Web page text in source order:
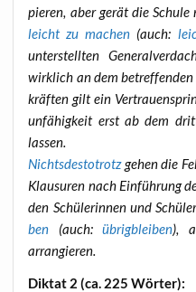
pie­ren, aber gerät die
leicht zu machen (auch:
unter­stell­ten
wirk­lich an dem
kräf­ten gilt ein
un­fä­hig­keit erst ab dem
lassen.
Nichts­des­to­trotzgehen die
Klau­su­ren nach Ein­füh­rung
den Schü­le­rin­nen und
ben (auch:übrig­blei­ben),
arrangieren.
Dik­tat 2 (ca. 225 Wörter):